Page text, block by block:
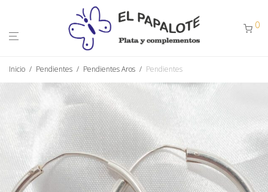
0
Inicio / Pendientes / Pendientes Aros / Pendientes